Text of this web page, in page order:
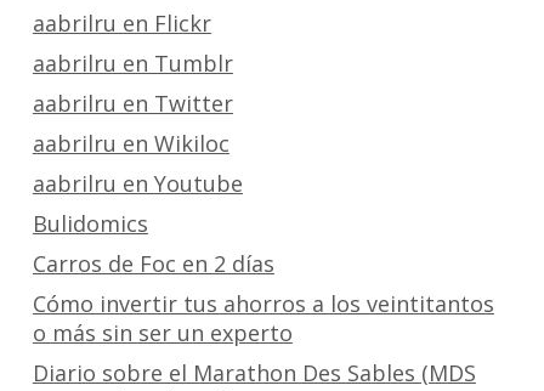
aabrilru en Flickr
aabrilru en Tumblr
aabrilru en Twitter
aabrilru en Wikiloc
aabrilru en Youtube
Bulidomics
Carros de Foc en 2 días
Cómo invertir tus ahorros a los veintitantos
o más sin ser un experto
Diario sobre el Marathon Des Sables (MDS